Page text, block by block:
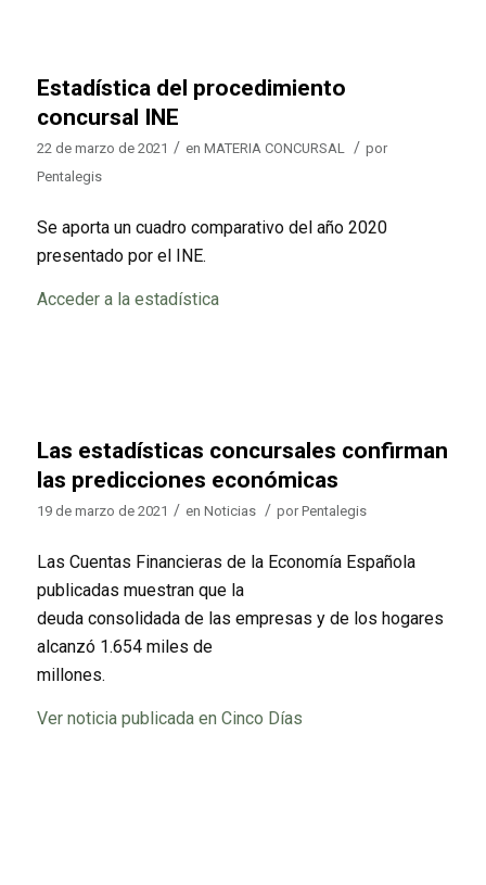
Estadística del procedimiento
concursal INE
22 de marzo de 2021 / en MATERIA CONCURSAL / por
Pentalegis
Se aporta un cuadro comparativo del año 2020
presentado por el INE.
Acceder a la estadística
Las estadísticas concursales confirman
las predicciones económicas
19 de marzo de 2021 / en Noticias / por Pentalegis
Las Cuentas Financieras de la Economía Española
publicadas muestran que la
deuda consolidada de las empresas y de los hogares
alcanzó 1.654 miles de
millones.
Ver noticia publicada en Cinco Días